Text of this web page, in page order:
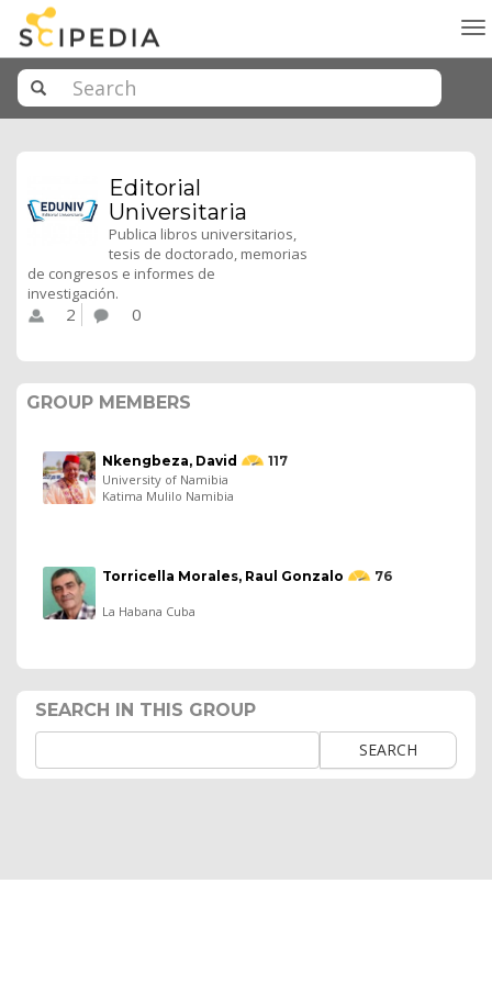
Editorial
Universitaria
Publica libros universitarios,
tesis de doctorado, memorias
de congresos e informes de
investigación.
2 0
GROUP MEMBERS
Nkengbeza, David
117
University of Namibia
Katima Mulilo Namibia
Torricella Morales, Raul Gonzalo 76
La Habana Cuba
SEARCH IN THIS GROUP
SEARCH